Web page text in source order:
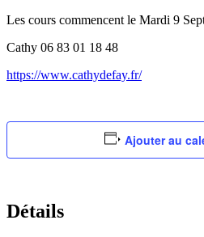
Les cours commencent le Mardi 9
Cathy 06 83 01 18 48
https://www.cathydefay.fr/
Ajouter au
Détails